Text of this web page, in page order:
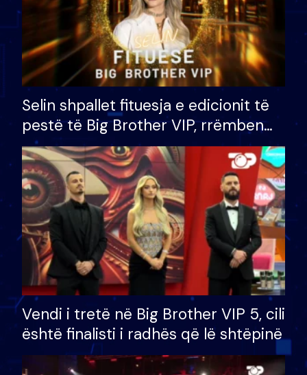
Selin shpallet fituesja e edicionit të
pestë të Big Brother VIP, rrëmben
çmimin e madh prej 100 mijë eurosh
Vendi i tretë në Big Brother VIP 5, cili
është finalisti i radhës që lë shtëpinë